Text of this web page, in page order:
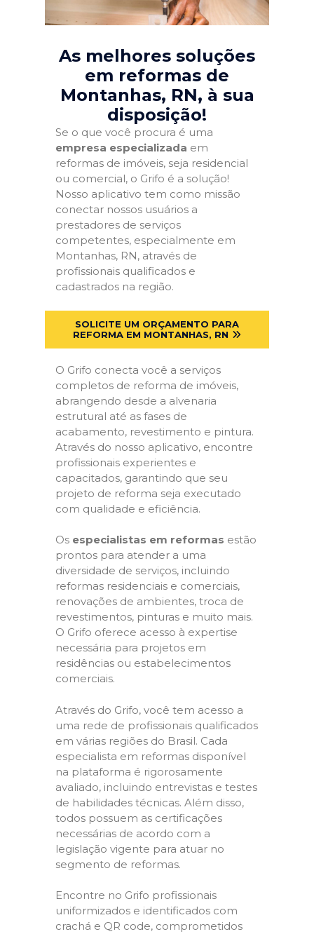
As melhores soluções
em reformas de
Montanhas, RN, à sua
disposição!
Se o que você procura é uma
empresa especializada em
reformas de imóveis, seja residencial
ou comercial, o Grifo é a solução!
Nosso aplicativo tem como missão
conectar nossos usuários a
prestadores de serviços
competentes, especialmente em
Montanhas, RN, através de
profissionais qualificados e
cadastrados na região.
SOLICITE UM ORÇAMENTO PARA
REFORMA EM MONTANHAS, RN
O Grifo conecta você a serviços
completos de reforma de imóveis,
abrangendo desde a alvenaria
estrutural até as fases de
acabamento, revestimento e pintura.
Através do nosso aplicativo, encontre
profissionais experientes e
capacitados, garantindo que seu
projeto de reforma seja executado
com qualidade e eficiência.
Os especialistas em reformas estão
prontos para atender a uma
diversidade de serviços, incluindo
reformas residenciais e comerciais,
renovações de ambientes, troca de
revestimentos, pinturas e muito mais.
O Grifo oferece acesso à expertise
necessária para projetos em
residências ou estabelecimentos
comerciais.
Através do Grifo, você tem acesso a
uma rede de profissionais qualificados
em várias regiões do Brasil. Cada
especialista em reformas disponível
na plataforma é rigorosamente
avaliado, incluindo entrevistas e testes
de habilidades técnicas. Além disso,
todos possuem as certificações
necessárias de acordo com a
legislação vigente para atuar no
segmento de reformas.
Encontre no Grifo profissionais
uniformizados e identificados com
crachá e QR code, comprometidos